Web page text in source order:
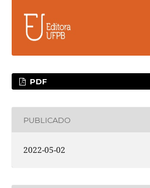
PDF
PUBLICADO
2022-05-02